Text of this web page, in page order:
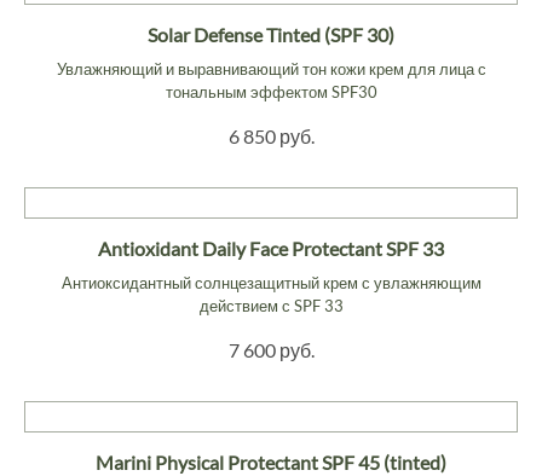
Solar Defense Tinted (SPF 30)
Увлажняющий и выравнивающий тон кожи крем для лица с
тональным эффектом SPF30
6 850 руб.
Antioxidant Daily Face Protectant SPF 33
Антиоксидантный солнцезащитный крем с увлажняющим
действием с SPF 33
7 600 руб.
Marini Physical Protectant SPF 45 (tinted)